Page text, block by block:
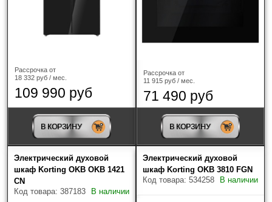
Рассрочка от
18 332 руб / мес.
109 990 руб
В КОРЗИНУ
Рассрочка от
11 915 руб / мес.
71 490 руб
В КОРЗИНУ
Электрический духовой
шкаф Korting OKB OKB 1421
CN
Код товара: 387183
В наличии
Электрический духовой
шкаф Korting OKB 3810 FGN
Код товара: 534258
В наличии